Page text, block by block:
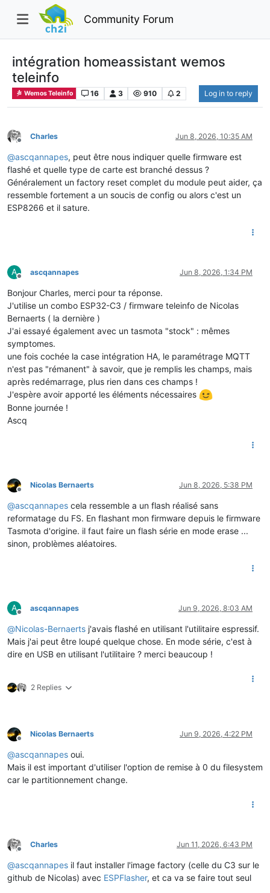
Community Forum
intégration homeassistant wemos
teleinfo
Wemos Teleinfo 16 3 910 2 Log in to reply
Offline
Charles Jun 8, 2026, 10:35 AM
@ascqannapes, peut être nous indiquer quelle firmware est
flashé et quelle type de carte est branché dessus ?
Généralement un factory reset complet du module peut aider, ça
ressemble fortement a un soucis de config ou alors c'est un
ESP8266 et il sature.
A
Offline
ascqannapes Jun 8, 2026, 1:34 PM
Bonjour Charles, merci pour ta réponse.
J'utilise un combo ESP32-C3 / firmware teleinfo de Nicolas
Bernaerts ( la dernière )
J'ai essayé également avec un tasmota "stock" : mêmes
symptomes.
une fois cochée la case intégration HA, le paramétrage MQTT
n'est pas "rémanent" à savoir, que je remplis les champs, mais
après redémarrage, plus rien dans ces champs !
J'espère avoir apporté les éléments nécessaires
Bonne journée !
Ascq
Offline
Nicolas Bernaerts Jun 8, 2026, 5:38 PM
@ascqannapes cela ressemble a un flash réalisé sans
reformatage du FS. En flashant mon firmware depuis le firmware
Tasmota d'origine. il faut faire un flash série en mode erase ...
sinon, problèmes aléatoires.
A
Offline
ascqannapes Jun 9, 2026, 8:03 AM
@Nicolas-Bernaerts j'avais flashé en utilisant l'utilitaire espressif.
Mais j'ai peut être loupé quelque chose. En mode série, c'est à
dire en USB en utilisant l'utilitaire ? merci beaucoup !
2 Replies
Offline
Nicolas Bernaerts Jun 9, 2026, 4:22 PM
@ascqannapes oui.
Mais il est important d'utiliser l'option de remise à 0 du filesystem
car le partitionnement change.
Offline
Charles Jun 11, 2026, 6:43 PM
@ascqannapes il faut installer l'image factory (celle du C3 sur le
github de Nicolas) avec ESPFlasher, et ca va se faire tout seul